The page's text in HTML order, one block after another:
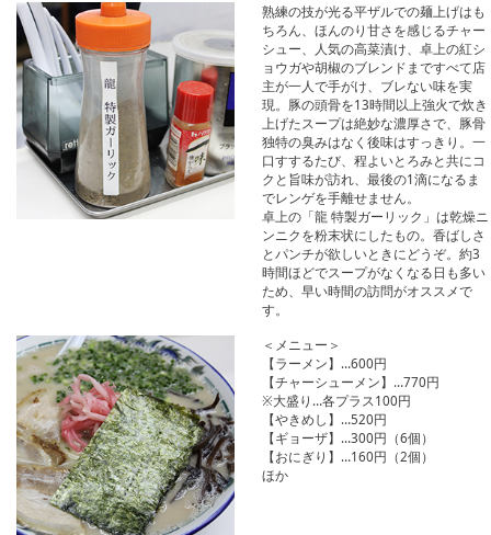
熟練の技が光る平ザルでの麺上げはも
ちろん、ほんのり甘さを感じるチャー
シュー、人気の高菜漬け、卓上の紅シ
ョウガや胡椒のブレンドまですべて店
主が一人で手がけ、ブレない味を実
現。豚の頭骨を13時間以上強火で炊き
上げたスープは絶妙な濃厚さで、豚骨
独特の臭みはなく後味はすっきり。一
口すするたび、程よいとろみと共にコ
クと旨味が訪れ、最後の1滴になるま
でレンゲを手離せません。
卓上の「龍 特製ガーリック」は乾燥ニ
ンニクを粉末状にしたもの。香ばしさ
とパンチが欲しいときにどうぞ。約3
時間ほどでスープがなくなる日も多い
ため、早い時間の訪問がオススメで
す。
＜メニュー＞
【ラーメン】…600円
【チャーシューメン】…770円
※大盛り…各プラス100円
【やきめし】…520円
【ギョーザ】…300円（6個）
【おにぎり】…160円（2個）
ほか